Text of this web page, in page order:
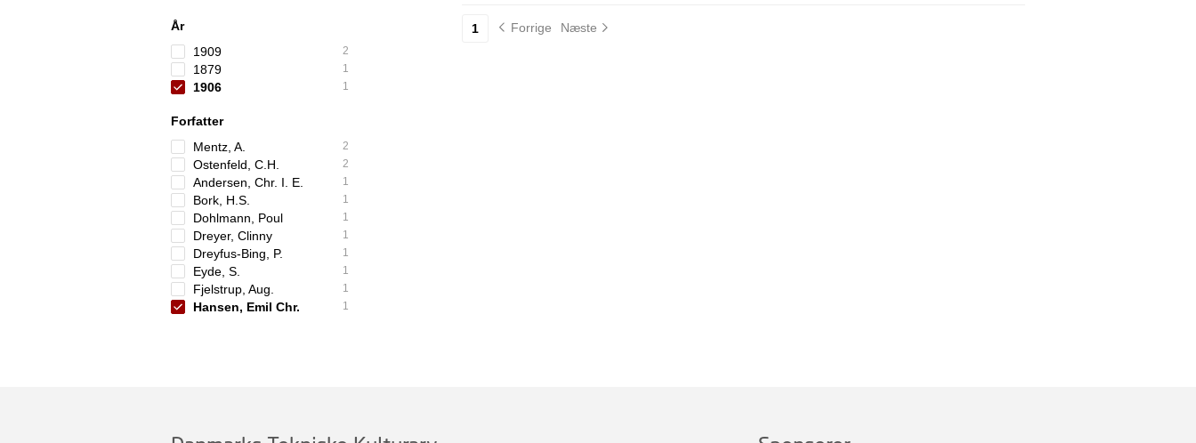
År
1909
2
1879 1
1906 1
Forfatter
Mentz, A.
2
Ostenfeld, C.H. 2
Andersen, Chr. I. E. 1
Bork, H.S. 1
Dohlmann, Poul 1
Dreyer, Clinny 1
Dreyfus-Bing, P. 1
Eyde, S. 1
Fjelstrup, Aug. 1
Hansen, Emil Chr. 1
1 Forrige Næste